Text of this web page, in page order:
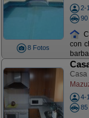
8 Fotos
2-
90
con
Casa
4-
85